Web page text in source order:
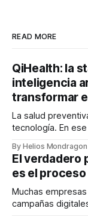
READ MORE
QiHealth: la
inteligencia
transformar
La salud
tecnología. En
dispositivos
en tiempo real
decisiones sobre
responder
By Helios Mondragon
El verdadero
es el
Muchas
campañas